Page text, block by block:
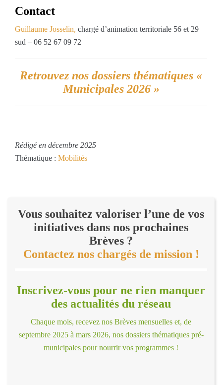
Contact
Guillaume Josselin, chargé d’animation territoriale 56 et 29
sud – 06 52 67 09 72
Retrouvez nos dossiers thématiques «
Municipales 2026 »
Rédigé en décembre 2025
Thématique : Mobilités
Vous souhaitez valoriser l’une de vos
initiatives dans nos prochaines
Brèves ?
Contactez nos chargés de mission !
Inscrivez-vous pour ne rien manquer
des actualités du réseau
Chaque mois, recevez nos Brèves mensuelles et, de
septembre 2025 à mars 2026, nos dossiers thématiques pré-
municipales pour nourrir vos programmes !